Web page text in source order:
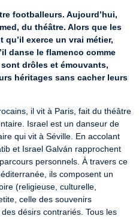
footballeurs. Aujourd’hui,
du théâtre. Alors que les
exerce un vrai métier,
danse le flamenco comme
drôles et émouvants,
héritages sans cacher leurs
il vit à Paris, fait du théâtre
Israel est un danseur de
qui vit à Séville. En accolant
et Israel Galván rapprochent
personnels. À travers ce
ils composent un
(religieuse, culturelle,
celle des souvenirs
désirs contrariés. Tous les